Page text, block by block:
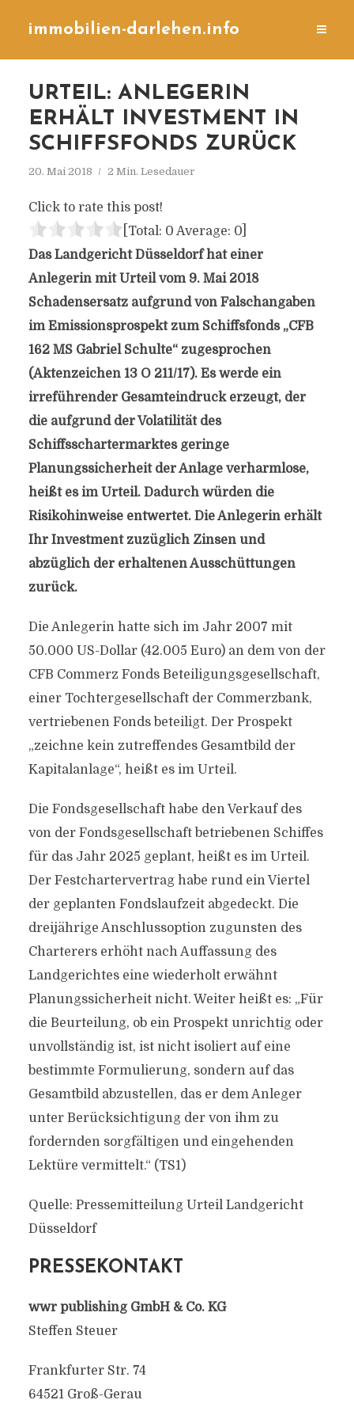
immobilien-darlehen.info
URTEIL: ANLEGERIN
ERHÄLT INVESTMENT IN
SCHIFFSFONDS ZURÜCK
20. Mai 2018 2 Min. Lesedauer
Click to rate this post!
[Total: 0 Average: 0]
Das Landgericht Düsseldorf hat einer
Anlegerin mit Urteil vom 9. Mai 2018
Schadensersatz aufgrund von Falschangaben
im Emissionsprospekt zum Schiffsfonds „CFB
162 MS Gabriel Schulte“ zugesprochen
(Aktenzeichen 13 O 211/17). Es werde ein
irreführender Gesamteindruck erzeugt, der
die aufgrund der Volatilität des
Schiffsschartermarktes geringe
Planungssicherheit der Anlage verharmlose,
heißt es im Urteil. Dadurch würden die
Risikohinweise entwertet. Die Anlegerin erhält
Ihr Investment zuzüglich Zinsen und
abzüglich der erhaltenen Ausschüttungen
zurück.
Die Anlegerin hatte sich im Jahr 2007 mit
50.000 US-Dollar (42.005 Euro) an dem von der
CFB Commerz Fonds Beteiligungsgesellschaft,
einer Tochtergesellschaft der Commerzbank,
vertriebenen Fonds beteiligt. Der Prospekt
„zeichne kein zutreffendes Gesamtbild der
Kapitalanlage“, heißt es im Urteil.
Die Fondsgesellschaft habe den Verkauf des
von der Fondsgesellschaft betriebenen Schiffes
für das Jahr 2025 geplant, heißt es im Urteil.
Der Festchartervertrag habe rund ein Viertel
der geplanten Fondslaufzeit abgedeckt. Die
dreijährige Anschlussoption zugunsten des
Charterers erhöht nach Auffassung des
Landgerichtes eine wiederholt erwähnt
Planungssicherheit nicht. Weiter heißt es: „Für
die Beurteilung, ob ein Prospekt unrichtig oder
unvollständig ist, ist nicht isoliert auf eine
bestimmte Formulierung, sondern auf das
Gesamtbild abzustellen, das er dem Anleger
unter Berücksichtigung der von ihm zu
fordernden sorgfältigen und eingehenden
Lektüre vermittelt.“ (TS1)
Quelle: Pressemitteilung Urteil Landgericht
Düsseldorf
PRESSEKONTAKT
wwr publishing GmbH & Co. KG
Steffen Steuer
Frankfurter Str. 74
64521 Groß-Gerau